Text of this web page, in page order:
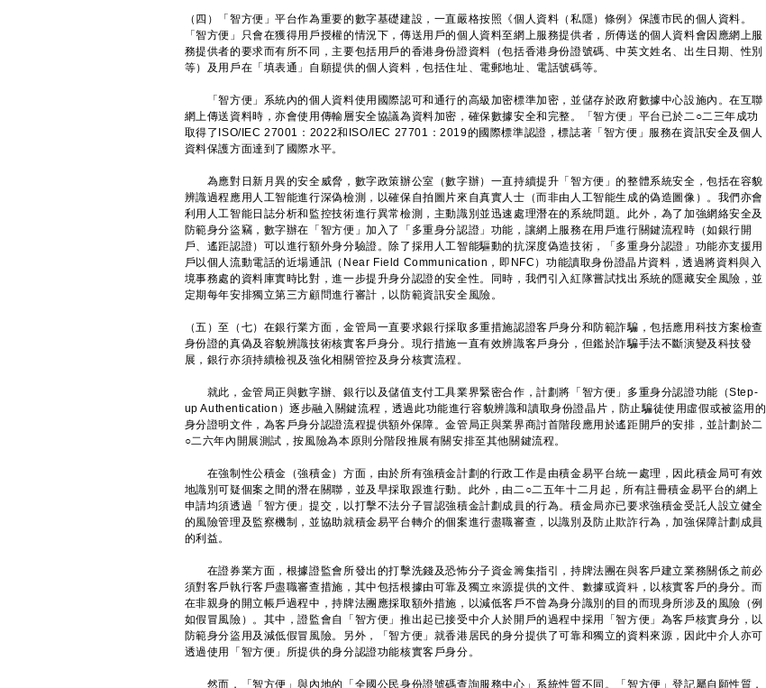
（四）「智方便」平台作為重要的數字基礎建設，一直嚴格按照《個人資料（私隱）條例》保護市民的個人資料。
「智方便」只會在獲得用戶授權的情況下，傳送用戶的個人資料至網上服務提供者，所傳送的個人資料會因應網上服
務提供者的要求而有所不同，主要包括用戶的香港身份證資料（包括香港身份證號碼、中英文姓名、出生日期、性別
等）及用戶在「填表通」自願提供的個人資料，包括住址、電郵地址、電話號碼等。
「智方便」系統內的個人資料使用國際認可和通行的高級加密標準加密，並儲存於政府數據中心設施內。在互聯
網上傳送資料時，亦會使用傳輸層安全協議為資料加密，確保數據安全和完整。「智方便」平台已於二○二三年成功
取得了ISO/IEC 27001：2022和ISO/IEC 27701：2019的國際標準認證，標誌著「智方便」服務在資訊安全及個人
資料保護方面達到了國際水平。
為應對日新月異的安全威脅，數字政策辦公室（數字辦）一直持續提升「智方便」的整體系統安全，包括在容貌
辨識過程應用人工智能進行深偽檢測，以確保自拍圖片來自真實人士（而非由人工智能生成的偽造圖像）。我們亦會
利用人工智能日誌分析和監控技術進行異常檢測，主動識別並迅速處理潛在的系統問題。此外，為了加強網絡安全及
防範身分盜竊，數字辦在「智方便」加入了「多重身分認證」功能，讓網上服務在用戶進行關鍵流程時（如銀行開
戶、遙距認證）可以進行額外身分驗證。除了採用人工智能驅動的抗深度偽造技術，「多重身分認證」功能亦支援用
戶以個人流動電話的近場通訊（Near Field Communication，即NFC）功能讀取身份證晶片資料，透過將資料與入
境事務處的資料庫實時比對，進一步提升身分認證的安全性。同時，我們引入紅隊嘗試找出系統的隱藏安全風險，並
定期每年安排獨立第三方顧問進行審計，以防範資訊安全風險。
（五）至（七）在銀行業方面，金管局一直要求銀行採取多重措施認證客戶身分和防範詐騙，包括應用科技方案檢查
身份證的真偽及容貌辨識技術核實客戶身分。現行措施一直有效辨識客戶身分，但鑑於詐騙手法不斷演變及科技發
展，銀行亦須持續檢視及強化相關管控及身分核實流程。
就此，金管局正與數字辦、銀行以及儲值支付工具業界緊密合作，計劃將「智方便」多重身分認證功能（Step-
up Authentication）逐步融入關鍵流程，透過此功能進行容貌辨識和讀取身份證晶片，防止騙徒使用虛假或被盜用的
身分證明文件，為客戶身分認證流程提供額外保障。金管局正與業界商討首階段應用於遙距開戶的安排，並計劃於二
○二六年內開展測試，按風險為本原則分階段推展有關安排至其他關鍵流程。
在強制性公積金（強積金）方面，由於所有強積金計劃的行政工作是由積金易平台統一處理，因此積金局可有效
地識別可疑個案之間的潛在關聯，並及早採取跟進行動。此外，由二○二五年十二月起，所有註冊積金易平台的網上
申請均須透過「智方便」提交，以打擊不法分子冒認強積金計劃成員的行為。積金局亦已要求強積金受託人設立健全
的風險管理及監察機制，並協助就積金易平台轉介的個案進行盡職審查，以識別及防止欺詐行為，加強保障計劃成員
的利益。
在證券業方面，根據證監會所發出的打擊洗錢及恐怖分子資金籌集指引，持牌法團在與客戶建立業務關係之前必
須對客戶執行客戶盡職審查措施，其中包括根據由可靠及獨立來源提供的文件、數據或資料，以核實客戶的身分。而
在非親身的開立帳戶過程中，持牌法團應採取額外措施，以減低客戶不曾為身分識別的目的而現身所涉及的風險（例
如假冒風險）。其中，證監會自「智方便」推出起已接受中介人於開戶的過程中採用「智方便」為客戶核實身分，以
防範身分盜用及減低假冒風險。另外，「智方便」就香港居民的身分提供了可靠和獨立的資料來源，因此中介人亦可
透過使用「智方便」所提供的身分認證功能核實客戶身分。
然而，「智方便」與內地的「全國公民身份證號碼查詢服務中心」系統性質不同。「智方便」登記屬自願性質，